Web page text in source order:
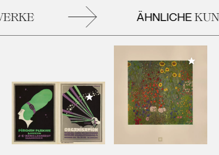
ÄHNLICHE
Meiner Sammlung hinzufügen
Meiner